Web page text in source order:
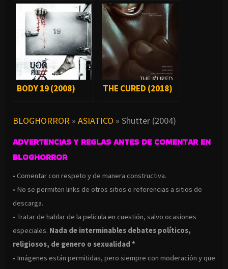
BODY 19 (2008) THE CURED (2018)
BLOGHORROR » ASIATICO » Shutter (2004)
ADVERTENCIAS Y REGLAS ANTES DE COMENTAR EN
BLOGHORROR
• Comentar con respeto y de manera constructiva.
• No se permiten links de otros sitios o referencias a sitios de
descarga.
• Tratar de hablar de la pelicula en cuestión, salvo ocasiones
especiales. Nada de interminables debates políticos,
religiosos, de genero o sexualidad *
• Imágenes están permitidas, pero siempre con moderación y que